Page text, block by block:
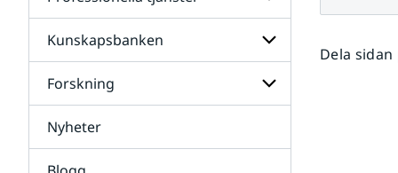
för
Data
Undersidor
för
Professionella
tjänster
Kunskapsbanken
Undersidor
för
Forskning
för
Nyheter
Dela sidan